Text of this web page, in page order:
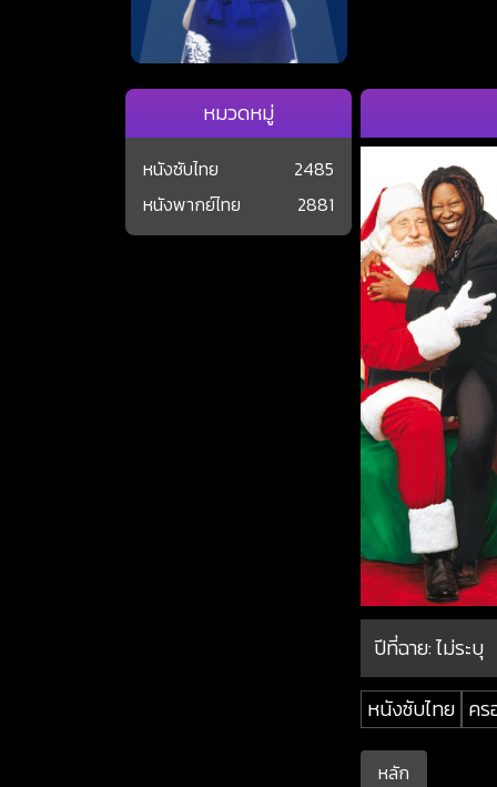
ปีที่ฉาย:ไม่ระบุ
หนังซับไทย คร
หลัก
หมวดหมู่
หนังซับไทย
2485
หนังพากย์ไทย
2881